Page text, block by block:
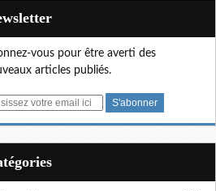
vous pour être averti des
articles publiés.